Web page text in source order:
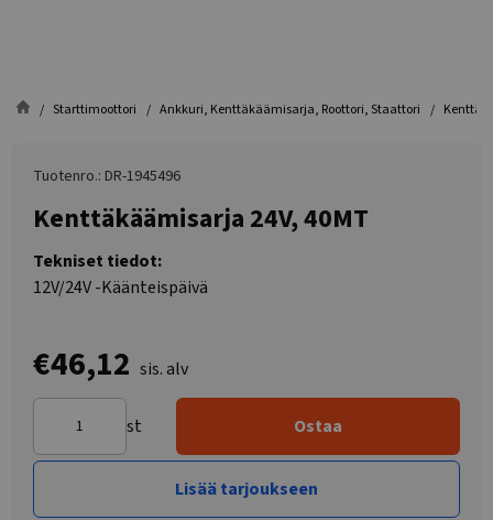
Starttimoottori Ankkuri, Kenttäkäämisarja, Roottori, Staattori
Tuotenro.: DR-1945496
Kenttäkäämisarja 24V, 40MT
Tekniset tiedot:
12V/24V -Käänteispäivä
€46,12 sis. alv
st Ostaa
Lisää tarjoukseen